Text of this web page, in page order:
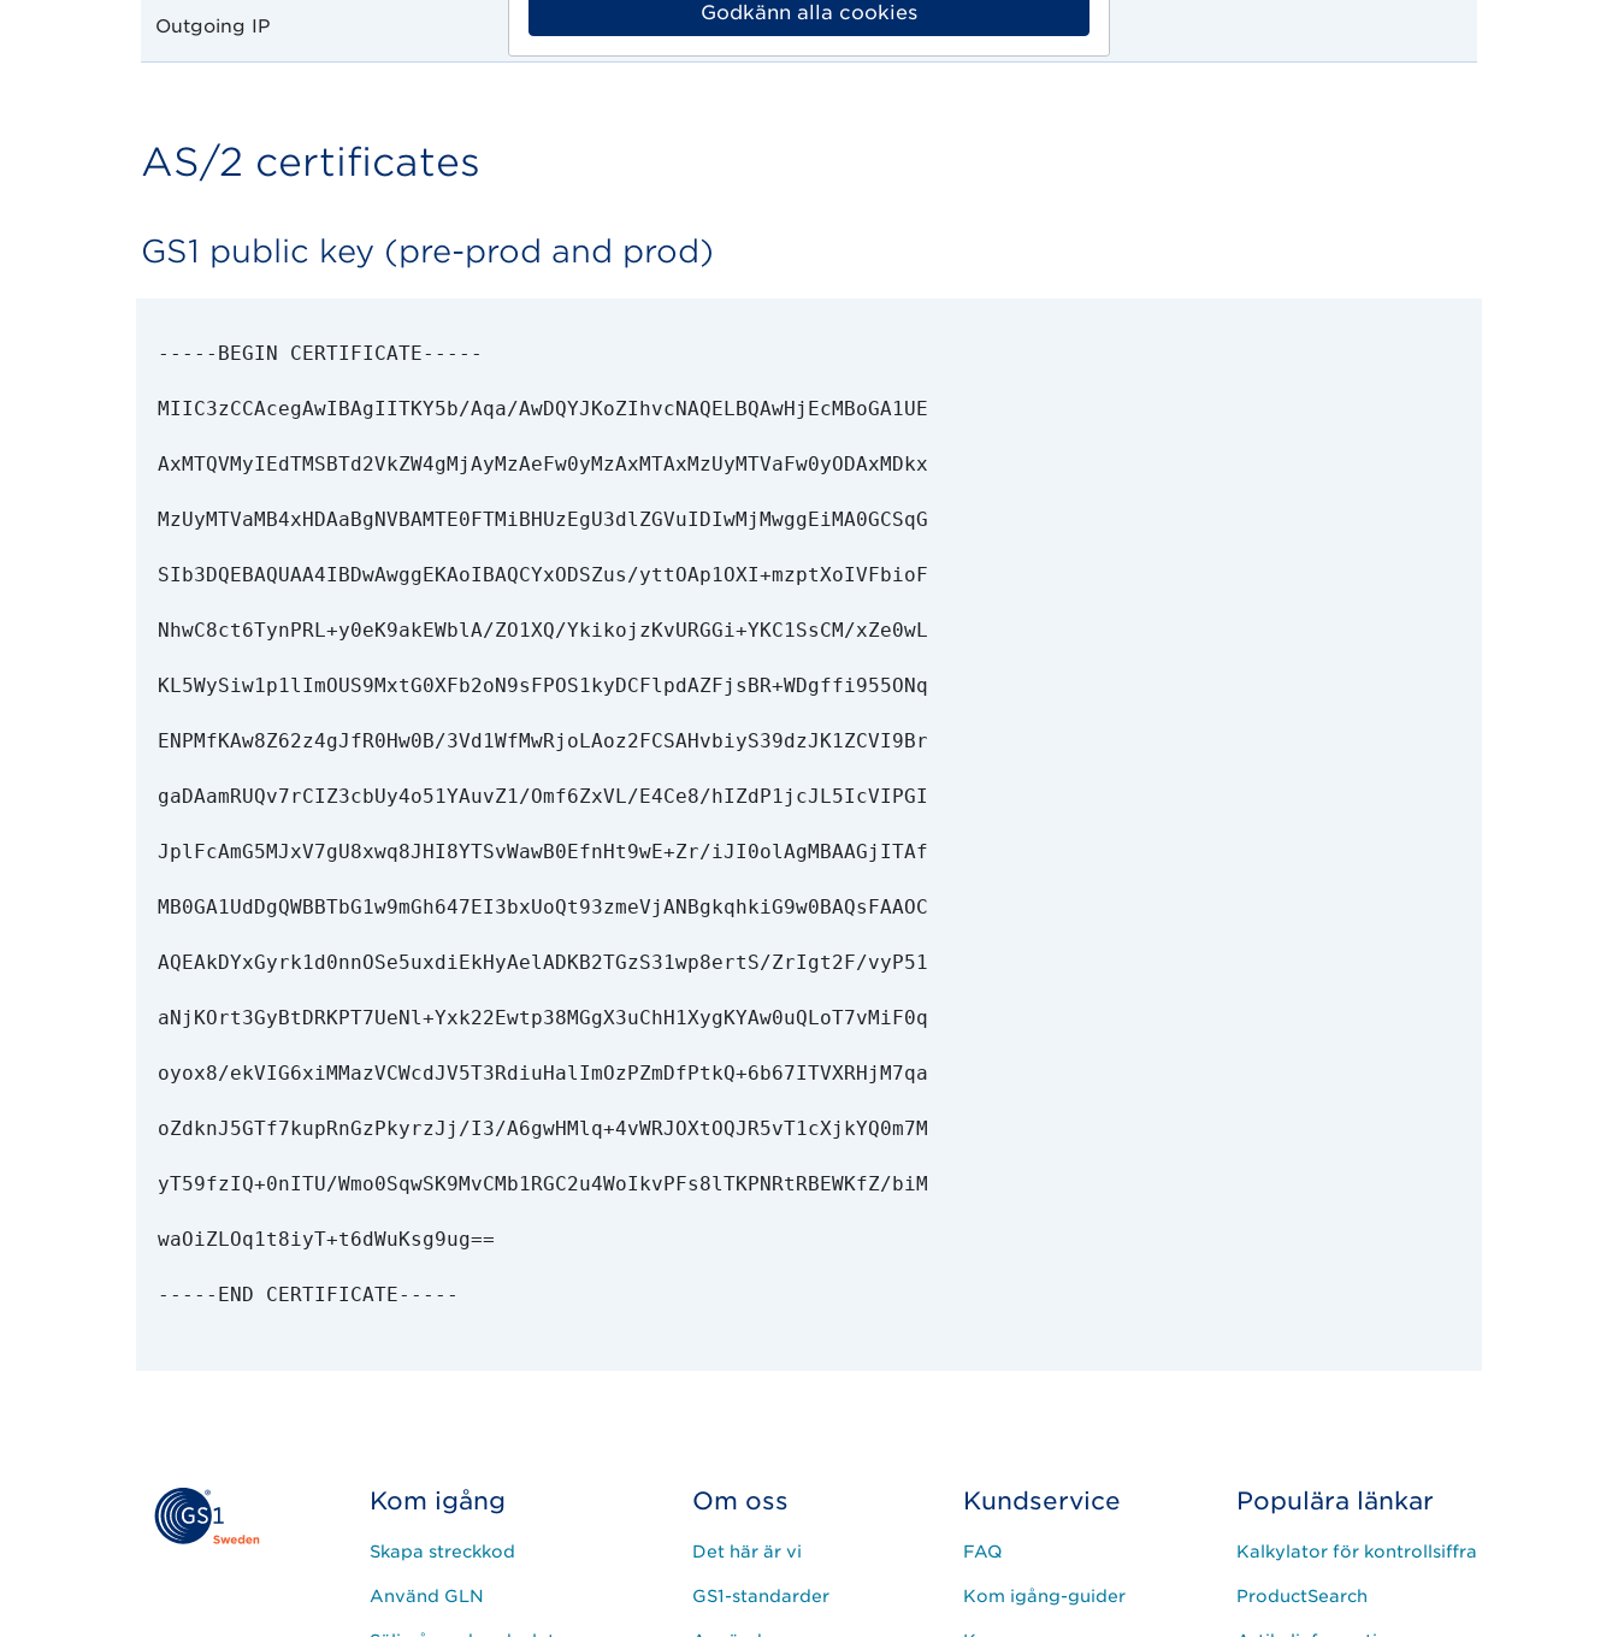
Outgoing IP 51.145.182.203
AS/2 certificates
GS1 public key (pre-prod and prod)
-----BEGIN CERTIFICATE-----
MIIC3zCCAcegAwIBAgIITKY5b/Aqa/AwDQYJKoZIhvcNAQELBQAwHjEcMBoGA1UE
AxMTQVMyIEdTMSBTd2VkZW4gMjAyMzAeFw0yMzAxMTAxMzUyMTVaFw0yODAxMDkx
MzUyMTVaMB4xHDAaBgNVBAMTE0FTMiBHUzEgU3dlZGVuIDIwMjMwggEiMA0GCSqG
SIb3DQEBAQUAA4IBDwAwggEKAoIBAQCYxODSZus/yttOAp1OXI+mzptXoIVFbioF
NhwC8ct6TynPRL+y0eK9akEWblA/ZO1XQ/YkikojzKvURGGi+YKC1SsCM/xZe0wL
KL5WySiw1p1lImOUS9MxtG0XFb2oN9sFPOS1kyDCFlpdAZFjsBR+WDgffi955ONq
ENPMfKAw8Z62z4gJfR0Hw0B/3Vd1WfMwRjoLAoz2FCSAHvbiyS39dzJK1ZCVI9Br
gaDAamRUQv7rCIZ3cbUy4o51YAuvZ1/Omf6ZxVL/E4Ce8/hIZdP1jcJL5IcVIPGI
JplFcAmG5MJxV7gU8xwq8JHI8YTSvWawB0EfnHt9wE+Zr/iJI0olAgMBAAGjITAf
MB0GA1UdDgQWBBTbG1w9mGh647EI3bxUoQt93zmeVjANBgkqhkiG9w0BAQsFAAOC
AQEAkDYxGyrk1d0nnOSe5uxdiEkHyAelADKB2TGzS31wp8ertS/ZrIgt2F/vyP51
aNjKOrt3GyBtDRKPT7UeNl+Yxk22Ewtp38MGgX3uChH1XygKYAw0uQLoT7vMiF0q
oyox8/ekVIG6xiMMazVCWcdJV5T3RdiuHalImOzPZmDfPtkQ+6b67ITVXRHjM7qa
oZdknJ5GTf7kupRnGzPkyrzJj/I3/A6gwHMlq+4vWRJOXtOQJR5vT1cXjkYQ0m7M
yT59fzIQ+0nITU/Wmo0SqwSK9MvCMb1RGC2u4WoIkvPFs8lTKPNRtRBEWKfZ/biM
waOiZLOq1t8iyT+t6dWuKsg9ug==
-----END CERTIFICATE-----
Kom igång
Skapa streckkod
Använd GLN
Om oss
Det här är vi
GS1-standarder
Kundservice
FAQ
Kom igång-guider
Populära länkar
Kalkylator för kontrollsiffra
ProductSearch
Godkänn alla cookies